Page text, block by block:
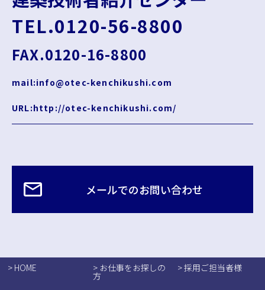
TEL.0120-56-8800
FAX.0120-16-8800
mail:info@otec-kenchikushi.com
URL:http://otec-kenchikushi.com/
メールでのお問い合わせ
> HOME > お仕事をお探しの
方
> 採用ご担当者様